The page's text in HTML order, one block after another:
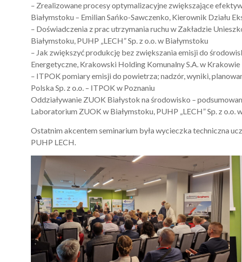
– Zrealizowane procesy optymalizacyjne zwiększające
Białymstoku – Emilian Sańko-Sawczenko, Kierownik Działu
– Doświadczenia z prac utrzymania ruchu w Zakładzie
Białymstoku, PUHP „LECH” Sp. z o.o. w Białymstoku
– Jak zwiększyć produkcję bez zwiększania emisji do
Energetyczne, Krakowski Holding Komunalny S.A. w Krakowie
– ITPOK pomiary emisji do powietrza; nadzór, wyniki,
Polska Sp. z o.o. – ITPOK w Poznaniu
Oddziaływanie ZUOK Białystok na środowisko –
Laboratorium ZUOK w Białymstoku, PUHP „LECH” Sp. z o.o.
Ostatnim akcentem seminarium była wycieczka techniczna
PUHP LECH.